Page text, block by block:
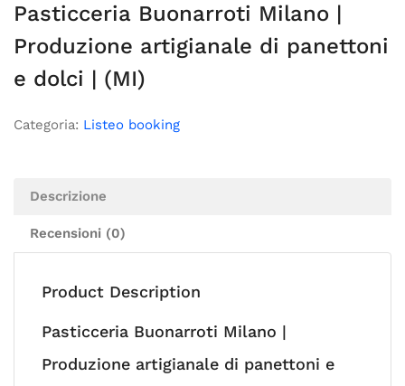
Pasticceria Buonarroti Milano |
Produzione artigianale di panettoni
e dolci | (MI)
Categoria: Listeo booking
Descrizione
Recensioni (0)
Product Description
Pasticceria Buonarroti Milano |
Produzione artigianale di panettoni e